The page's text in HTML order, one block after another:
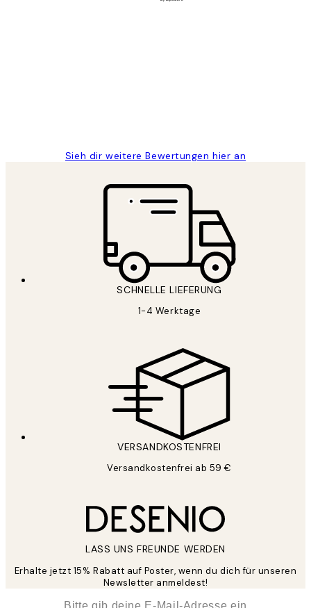
Sieh dir weitere Bewertungen hier an
SCHNELLE LIEFERUNG
1-4 Werktage
VERSANDKOSTENFREI
Versandkostenfrei ab 59 €
LASS UNS FREUNDE WERDEN
Erhalte jetzt 15% Rabatt auf Poster, wenn du dich für unseren
Newsletter anmeldest!